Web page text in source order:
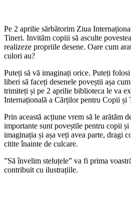
Pe 2 aprilie sărbătorim Ziua
Tineri. Invităm copiii să asculte
realizeze propriile desene. Oare cum
culori au?
Puteți să vă imaginați orice. Puteți
liberi să faceți desenele poveștii așa
trimiteți și pe 2 aprilie biblioteca le va
Internațională a Cărților pentru Copii și
Prin această acțiune vrem să le arătăm
importante sunt poveștile pentru copii
imaginația și așa veți avea parte, dragi
citite înainte de culcare.
”Să învelim steluțele” va fi prima
contribuit cu ilustrațiile.